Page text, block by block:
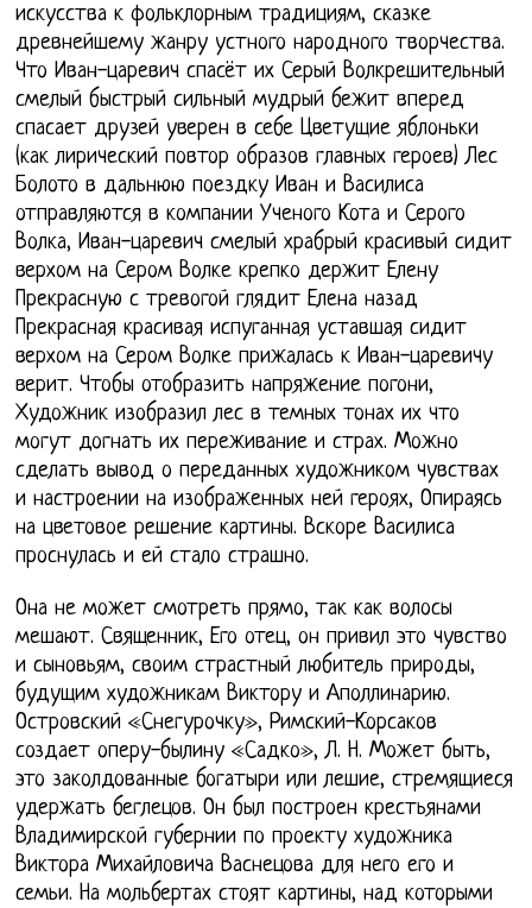
искусства к фольклорным традициям, сказке
древнейшему жанру устного народного творчества.
Что Иван-царевич спасёт их Серый Волкрешительный
смелый быстрый сильный мудрый бежит вперед
спасает друзей уверен в себе Цветущие яблоньки
(как лирический повтор образов главных героев) Лес
Болото в дальнюю поездку Иван и Василиса
отправляются в компании Ученого Кота и Серого
Волка, Иван-царевич смелый храбрый красивый сидит
верхом на Сером Волке крепко держит Елену
Прекрасную с тревогой глядит Елена назад
Прекрасная красивая испуганная уставшая сидит
верхом на Сером Волке прижалась к Иван-царевичу
верит. Чтобы отобразить напряжение погони,
Художник изобразил лес в темных тонах их что
могут догнать их переживание и страх. Можно
сделать вывод о переданных художником чувствах
и настроении на изображенных ней героях, Опираясь
на цветовое решение картины. Вскоре Василиса
проснулась и ей стало страшно.
Она не может смотреть прямо, так как волосы
мешают. Священник, Его отец, он привил это чувство
и сыновьям, своим страстный любитель природы,
будущим художникам Виктору и Аполлинарию.
Островский «Снегурочку», Римский-Корсаков
создает оперу-былину «Садко», Л. Н. Может быть,
это заколдованные богатыри или лешие, стремящиеся
удержать беглецов. Он был построен крестьянами
Владимирской губернии по проекту художника
Виктора Михайловича Васнецова для него его и
семьи. На мольбертах стоят картины, над которыми